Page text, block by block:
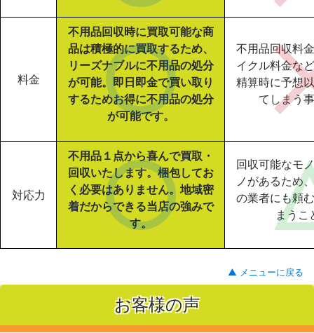
料金
不用品回収時に買取可能な商
品は積極的に買取するため、
リーズナブルに不用品の処分
が可能。即日即金で買い取り
するためお得に不用品の処分
が可能です。
不用品回収料
イクル料金な
精算時に予想
てしまう
対応力
不用品１点から喜んで買取・
回収いたします。梱包してお
く必要はありません。地域密
着だからできる当店の強みで
す。
回収可能なモ
ノがあるため
の業者にも頼
まうこ
▲ メニューに戻る
お客様の声